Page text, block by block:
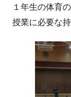
１年生の体育
授業に必要な